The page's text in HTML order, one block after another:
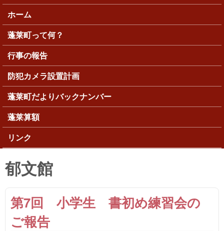
ホーム
蓬莱町って何？
行事の報告
防犯カメラ設置計画
蓬莱町だよりバックナンバー
蓬莱算額
リンク
郁文館
第7回 小学生 書初め練習会の
ご報告